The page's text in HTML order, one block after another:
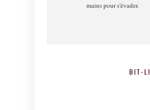
mains pour s'évader.
BIT-